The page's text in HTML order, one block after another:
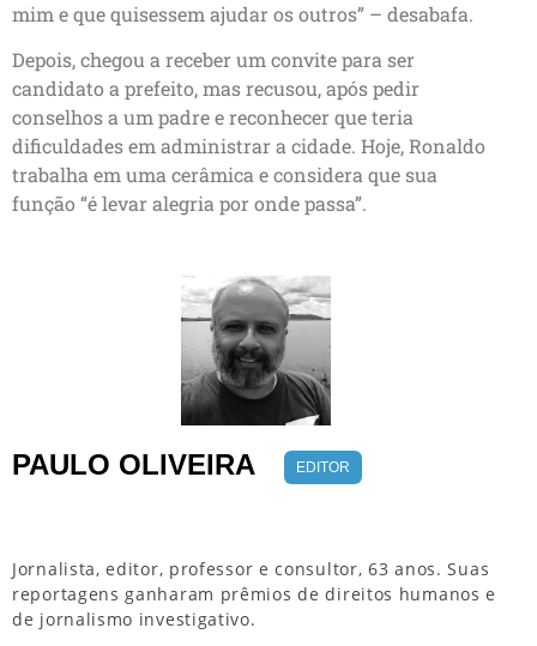
mim e que quisessem ajudar os outros” – desabafa.
Depois, chegou a receber um convite para ser
candidato a prefeito, mas recusou, após pedir
conselhos a um padre e reconhecer que teria
dificuldades em administrar a cidade. Hoje, Ronaldo
trabalha em uma cerâmica e considera que sua
função “é levar alegria por onde passa”.
PAULO OLIVEIRA EDITOR
Jornalista, editor, professor e consultor, 63 anos. Suas
reportagens ganharam prêmios de direitos humanos e
de jornalismo investigativo.